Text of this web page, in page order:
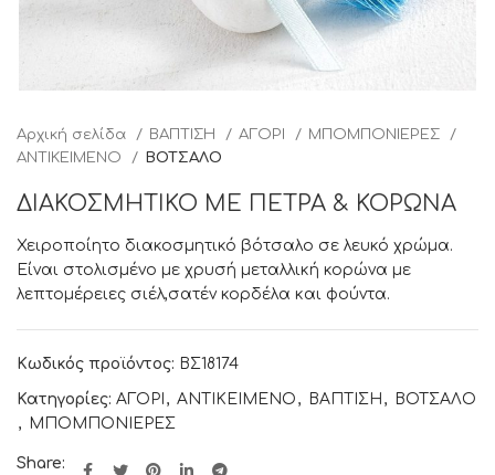
Αρχική σελίδα ΒΑΠΤΙΣΗ ΑΓΟΡΙ
ΜΠΟΜΠΟΝΙΕΡΕΣ
ΑΝΤΙΚΕΙΜΕΝΟ
ΒΟΤΣΑΛΟ
ΔΙΑΚΟΣΜΗΤΙΚΟ ΜΕ ΠΕΤΡΑ & ΚΟΡΩΝΑ
Χειροποίητο διακοσμητικό βότσαλο σε λευκό χρώμα.
Είναι στολισμένο με χρυσή μεταλλική κορώνα με
λεπτομέρειες σιέλ,σατέν κορδέλα και φούντα.
Κωδικός προϊόντος: ΒΣ18174
Κατηγορίες: ΑΓΟΡΙ , ΑΝΤΙΚΕΙΜΕΝΟ , ΒΑΠΤΙΣΗ ,
ΒΟΤΣΑΛΟ
, ΜΠΟΜΠΟΝΙΕΡΕΣ
Share: